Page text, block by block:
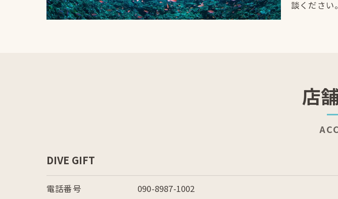
談ください。
店
DIVE GIFT
電話番号 090-8987-1002